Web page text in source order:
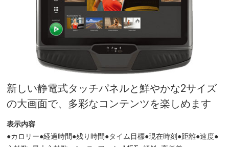
新しい静電式タッチパネルと鮮やかな2サイズ
の大画面で、多彩なコンテンツを楽しめます
表示内容
●カロリー●経過時間●残り時間●タイム目標●現在時刻●距離●速度●